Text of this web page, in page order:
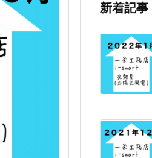
新着記事